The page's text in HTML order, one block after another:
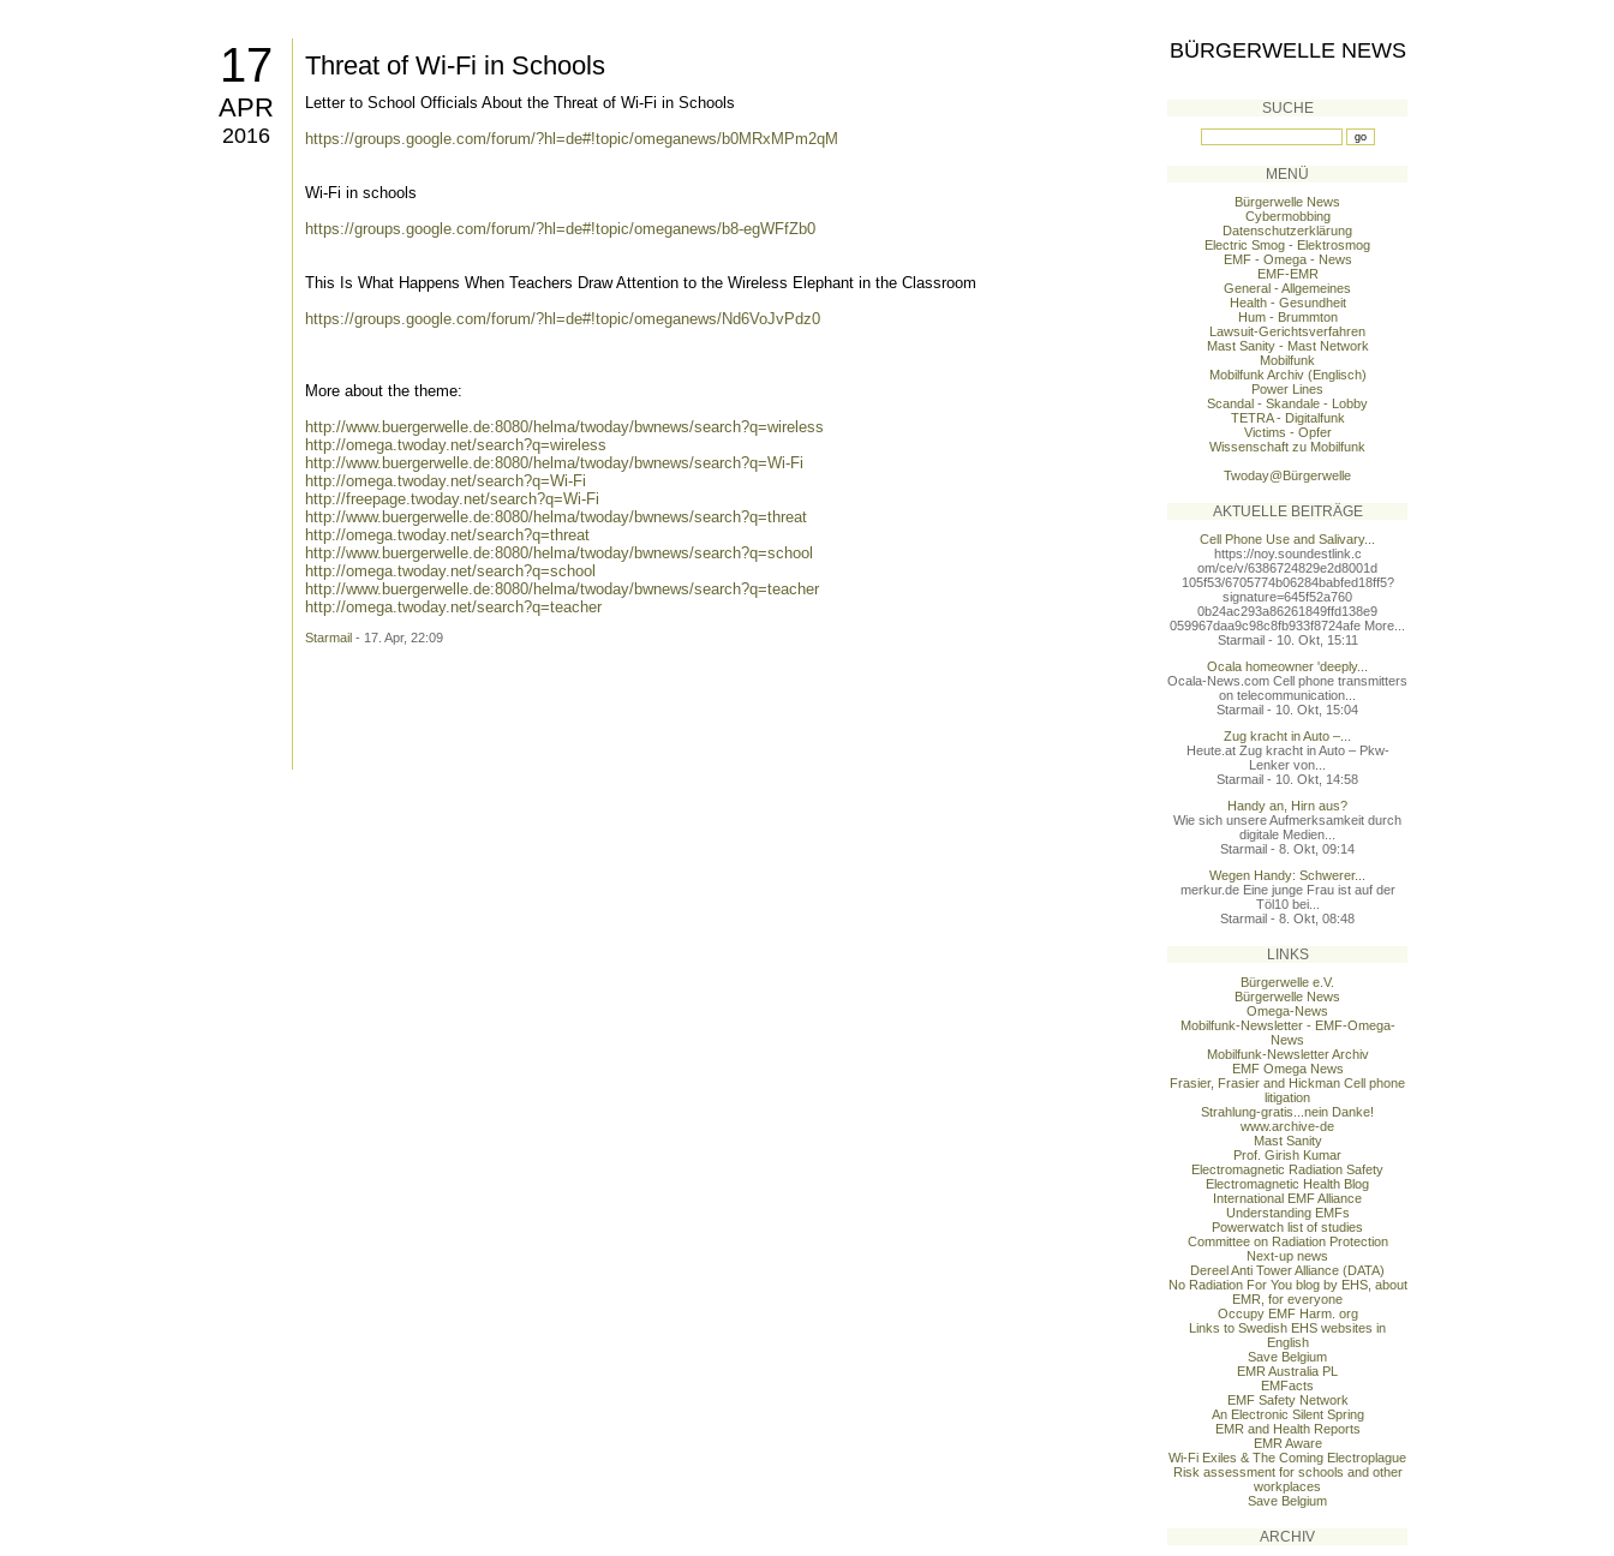
17
APR
2016
Threat of Wi-Fi in Schools
Letter to School Officials About the Threat of Wi-Fi in Schools
https://groups.google.com/forum/?hl=de#!topic/omeganews/b0MRxMPm2qM
Wi-Fi in schools
https://groups.google.com/forum/?hl=de#!topic/omeganews/b8-egWFfZb0
This Is What Happens When Teachers Draw Attention to the Wireless Elephant in the Classroom
https://groups.google.com/forum/?hl=de#!topic/omeganews/Nd6VoJvPdz0
More about the theme:
http://www.buergerwelle.de:8080/helma/twoday/bwnews/search?q=wireless
http://omega.twoday.net/search?q=wireless
http://www.buergerwelle.de:8080/helma/twoday/bwnews/search?q=Wi-Fi
http://omega.twoday.net/search?q=Wi-Fi
http://freepage.twoday.net/search?q=Wi-Fi
http://www.buergerwelle.de:8080/helma/twoday/bwnews/search?q=threat
http://omega.twoday.net/search?q=threat
http://www.buergerwelle.de:8080/helma/twoday/bwnews/search?q=school
http://omega.twoday.net/search?q=school
http://www.buergerwelle.de:8080/helma/twoday/bwnews/search?q=teacher
http://omega.twoday.net/search?q=teacher
Starmail - 17. Apr, 22:09
BÜRGERWELLE NEWS
SUCHE
MENÜ
Bürgerwelle News
Cybermobbing
Datenschutzerklärung
Electric Smog - Elektrosmog
EMF - Omega - News
EMF-EMR
General - Allgemeines
Health - Gesundheit
Hum - Brummton
Lawsuit-Gerichtsverfahren
Mast Sanity - Mast Network
Mobilfunk
Mobilfunk Archiv (Englisch)
Power Lines
Scandal - Skandale - Lobby
TETRA - Digitalfunk
Victims - Opfer
Wissenschaft zu Mobilfunk
Twoday@Bürgerwelle
AKTUELLE BEITRÄGE
Cell Phone Use and Salivary...
https://noy.soundestlink.c
om/ce/v/6386724829e2d8001d
105f53/6705774b06284babfed18ff5?
signature=645f52a760
0b24ac293a86261849ffd138e9
059967daa9c98c8fb933f8724afe More...
Starmail - 10. Okt, 15:11
Ocala homeowner 'deeply...
Ocala-News.com Cell phone transmitters
on telecommunication...
Starmail - 10. Okt, 15:04
Zug kracht in Auto –...
Heute.at Zug kracht in Auto – Pkw-
Lenker von...
Starmail - 10. Okt, 14:58
Handy an, Hirn aus?
Wie sich unsere Aufmerksamkeit durch
digitale Medien...
Starmail - 8. Okt, 09:14
Wegen Handy: Schwerer...
merkur.de Eine junge Frau ist auf der
Töl10 bei...
Starmail - 8. Okt, 08:48
LINKS
Bürgerwelle e.V.
Bürgerwelle News
Omega-News
Mobilfunk-Newsletter - EMF-Omega-
News
Mobilfunk-Newsletter Archiv
EMF Omega News
Frasier, Frasier and Hickman Cell phone
litigation
Strahlung-gratis...nein Danke!
www.archive-de
Mast Sanity
Prof. Girish Kumar
Electromagnetic Radiation Safety
Electromagnetic Health Blog
International EMF Alliance
Understanding EMFs
Powerwatch list of studies
Committee on Radiation Protection
Next-up news
Dereel Anti Tower Alliance (DATA)
No Radiation For You blog by EHS, about
EMR, for everyone
Occupy EMF Harm. org
Links to Swedish EHS websites in
English
Save Belgium
EMR Australia PL
EMFacts
EMF Safety Network
An Electronic Silent Spring
EMR and Health Reports
EMR Aware
Wi-Fi Exiles & The Coming Electroplague
Risk assessment for schools and other
workplaces
Save Belgium
ARCHIV